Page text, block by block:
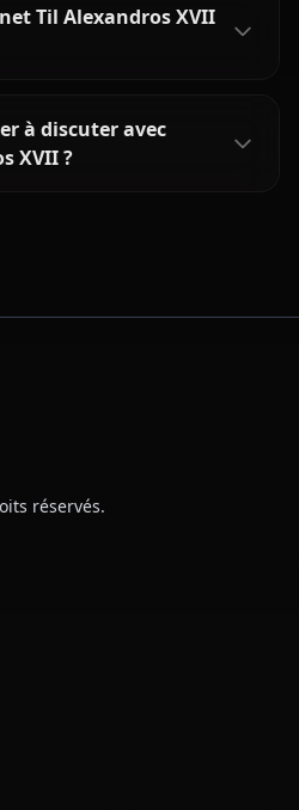
Til Alexandros XVII
à discuter avec
XVII ?
réservés.